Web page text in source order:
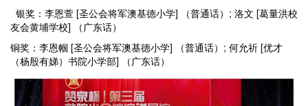
银奖：李恩萱 [圣公会将军澳基德小学] （普通话）; 洛文 [葛量洪校
友会黄埔学校] （广东话）
铜奖：李恩帼 [圣公会将军澳基德小学] （普通话）; 何允祈 [优才
（杨殷有娣）书院小学部] （广东话）